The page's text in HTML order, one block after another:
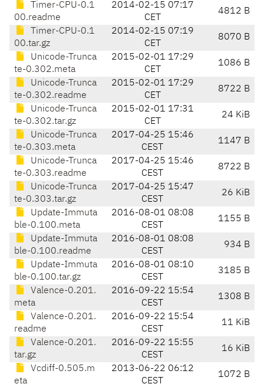
Timer-CPU-0.1
00.readme
2014-02-15 07:17
CET
4812 B
Timer-CPU-0.1
00.tar.gz
2014-02-15 07:19
CET
8070 B
Unicode-Trunca
te-0.302.meta
2015-02-01 17:29
CET
1086 B
Unicode-Trunca
te-0.302.readme
2015-02-01 17:29
CET
8722 B
Unicode-Trunca
te-0.302.tar.gz
2015-02-01 17:31
CET
24 KiB
Unicode-Trunca
te-0.303.meta
2017-04-25 15:46
CEST
1147 B
Unicode-Trunca
te-0.303.readme
2017-04-25 15:46
CEST
8722 B
Unicode-Trunca
te-0.303.tar.gz
2017-04-25 15:47
CEST
26 KiB
Update-Immuta
ble-0.100.meta
2016-08-01 08:08
CEST
1155 B
Update-Immuta
ble-0.100.readme
2016-08-01 08:08
CEST
934 B
Update-Immuta
ble-0.100.tar.gz
2016-08-01 08:10
CEST
3185 B
Valence-0.201.
meta
2016-09-22 15:54
CEST
1308 B
Valence-0.201.
readme
2016-09-22 15:54
CEST
11 KiB
Valence-0.201.
tar.gz
2016-09-22 15:55
CEST
16 KiB
Vcdiff-0.505.m
eta
2013-06-22 06:12
CEST
1072 B